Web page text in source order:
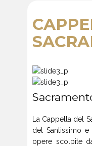
La Cappella del
del Santissimo
opere scolpite